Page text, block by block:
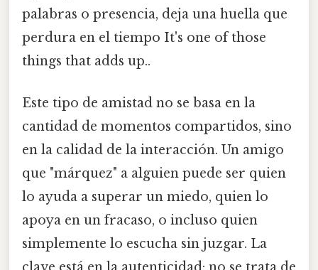
palabras o presencia, deja una huella que
perdura en el tiempo It's one of those
things that adds up..
Este tipo de amistad no se basa en la
cantidad de momentos compartidos, sino
en la calidad de la interacción. Un amigo
que "márquez" a alguien puede ser quien
lo ayuda a superar un miedo, quien lo
apoya en un fracaso, o incluso quien
simplemente lo escucha sin juzgar. La